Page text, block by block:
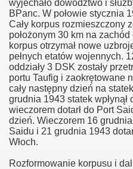
wyjechało dowództwo i
BPanc. W połowie stycznia
Cały korpus rozmieszczony
położonym 30 km na
korpus otrzymał nowe
pełnych etatów wojennych.
oddziały 3 DSK zostały
portu Taufig i zaokrętowane
cały następny dzień na
grudnia 1943 statek wpłynął
wieczorem dotarł do Port
dzień. Wieczorem 16
Saidu i 21 grudnia 1943
Włoch.
Rozformowanie korpusu i